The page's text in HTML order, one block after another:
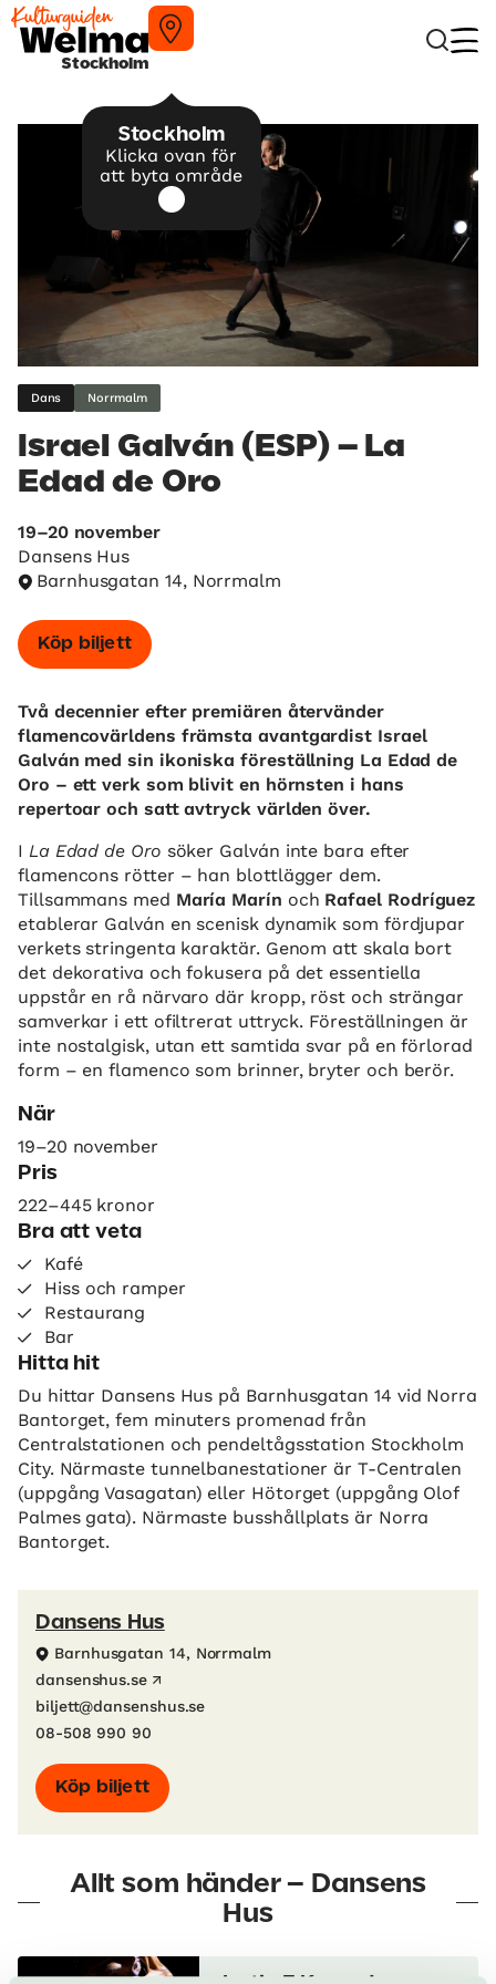
Stockholm
Stockholm
Klicka ovan för
att byta område
Dans Norrmalm
Israel Galván (ESP) – La
Edad de Oro
19–20 november
Dansens Hus
Barnhusgatan 14, Norrmalm
Köp biljett
Två decennier efter premiären återvänder
flamencovärldens främsta avantgardist Israel
Galván med sin ikoniska föreställning La Edad de
Oro – ett verk som blivit en hörnsten i hans
repertoar och satt avtryck världen över.
I La Edad de Oro söker Galván inte bara efter
flamencons rötter – han blottlägger dem.
Tillsammans med María Marín och Rafael Rodríguez
etablerar Galván en scenisk dynamik som fördjupar
verkets stringenta karaktär. Genom att skala bort
det dekorativa och fokusera på det essentiella
uppstår en rå närvaro där kropp, röst och strängar
samverkar i ett ofiltrerat uttryck. Föreställningen är
inte nostalgisk, utan ett samtida svar på en förlorad
form – en flamenco som brinner, bryter och berör.
När
19–20 november
Pris
222–445 kronor
Bra att veta
Kafé
Hiss och ramper
Restaurang
Bar
Hitta hit
Du hittar Dansens Hus på Barnhusgatan 14 vid Norra
Bantorget, fem minuters promenad från
Centralstationen och pendeltågsstation Stockholm
City. Närmaste tunnelbanestationer är T-Centralen
(uppgång Vasagatan) eller Hötorget (uppgång Olof
Palmes gata). Närmaste busshållplats är Norra
Bantorget.
Dansens Hus
Barnhusgatan 14, Norrmalm
dansenshus.se
biljett@dansenshus.se
08-508 990 90
Köp biljett
Allt som händer – Dansens
Hus